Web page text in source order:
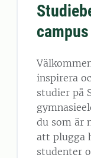
campus
inspirera
studier på
du som är
att plugga
studenter